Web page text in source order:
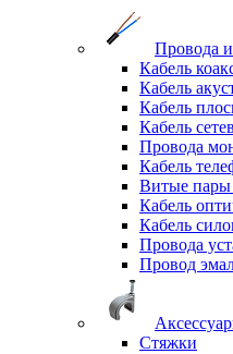
Провода
Кабель
Кабель
Кабель
Кабель
Провода
Кабель
Витые пары
Кабель
Кабель
Провода
Провод
Стяжки